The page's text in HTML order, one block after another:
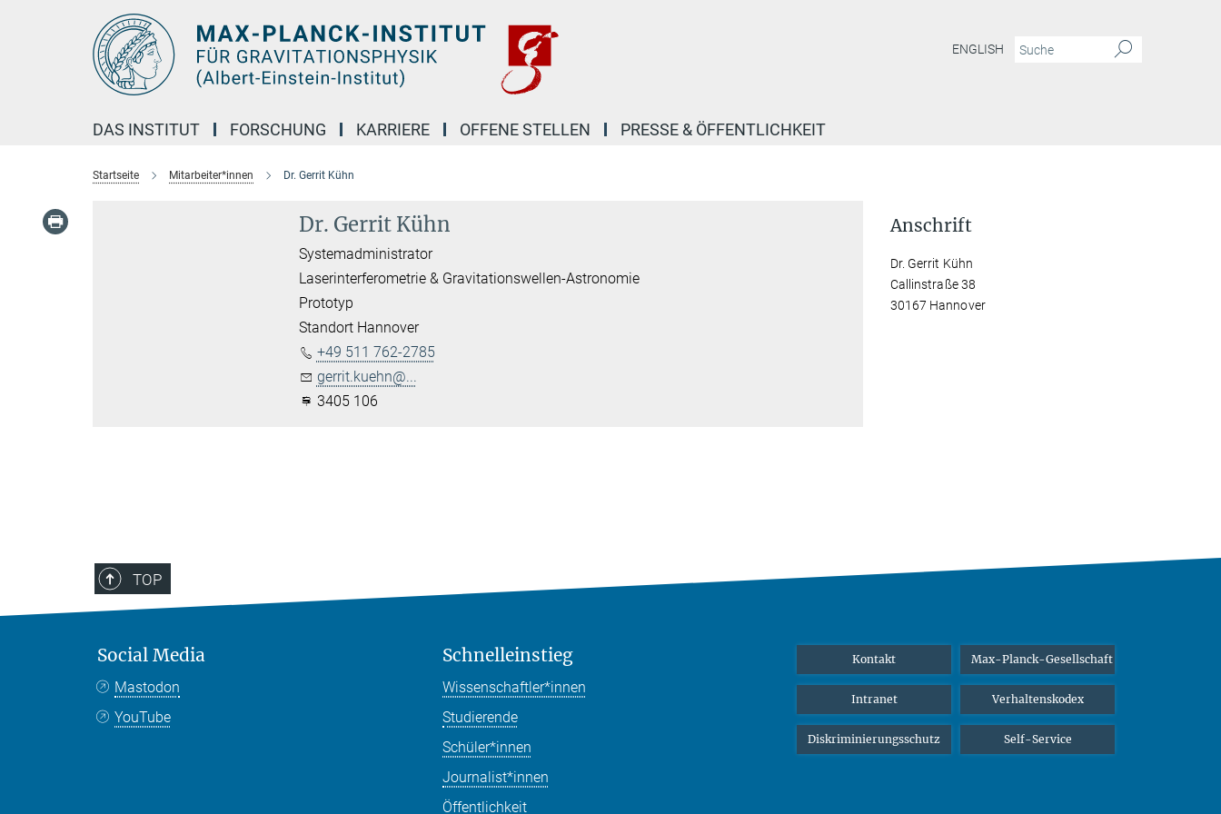
ENGLISH
DAS INSTITUT FORSCHUNG KARRIERE OFFENE STELLEN PRESSE & ÖFFENTLICHKEIT
Startseite Mitarbeiter*innen Dr. Gerrit Kühn
Dr. Gerrit Kühn
Systemadministrator
Laserinterferometrie & Gravitationswellen-Astronomie
Prototyp
Standort Hannover
+49 511 762-2785
gerrit.kuehn@...
3405 106
Anschrift
Dr. Gerrit Kühn
Callinstraße 38
30167 Hannover
TOP
Social Media
Mastodon
YouTube
Schnelleinstieg
Wissenschaftler*innen
Studierende
Schüler*innen
Journalist*innen
Öffentlichkeit
Kontakt Max-Planck-Gesellschaft
Intranet Verhaltenskodex
Diskriminierungsschutz Self-Service